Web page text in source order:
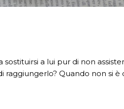
a lui pur di non
raggiungerlo? Quando non si